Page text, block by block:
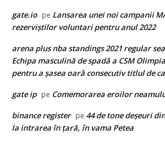
gate.io pe Lansarea unei noi campanii
rezerviștilor voluntari pentru anul 2022
arena plus nba standings 2021 regular
Echipa masculină de spadă a CSM
pentru a șasea oară consecutiv titlul de
gate ip pe Comemorarea eroilor
binance register pe 44 de tone deşeuri
la intrarea în ţară, în vama Petea